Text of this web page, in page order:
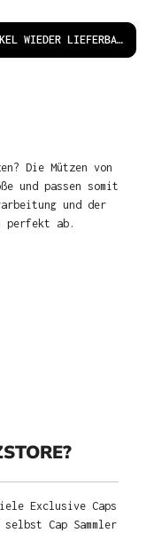
WIEDER LIEFERBAR IST!
Die Mützen von
und passen somit
und der
perfekt ab.
Exclusive Caps
Cap Sammler